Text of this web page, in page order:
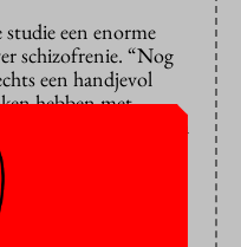
een enorme
schizofrenie. “Nog
een handjevol
hebben met
genvarianten zien
onderliggende
we voor het eerst
niveau te